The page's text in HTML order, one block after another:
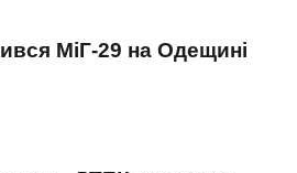
МіГ-29 на Одещині